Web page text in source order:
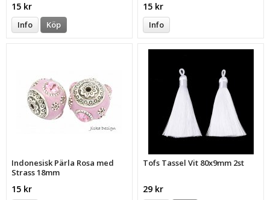
15 kr
Info Köp
15 kr
Info
Indonesisk Pärla Rosa med
Strass 18mm
15 kr
Tofs Tassel Vit 80x9mm 2st
29 kr